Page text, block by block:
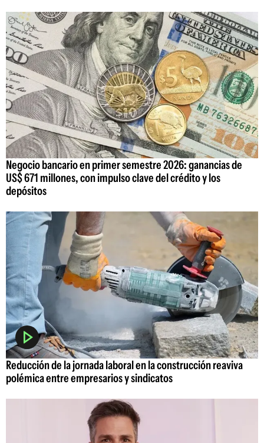
Negocio bancario en primer semestre 2026: ganancias de
US$ 671 millones, con impulso clave del crédito y los
depósitos
Reducción de la jornada laboral en la construcción reaviva
polémica entre empresarios y sindicatos